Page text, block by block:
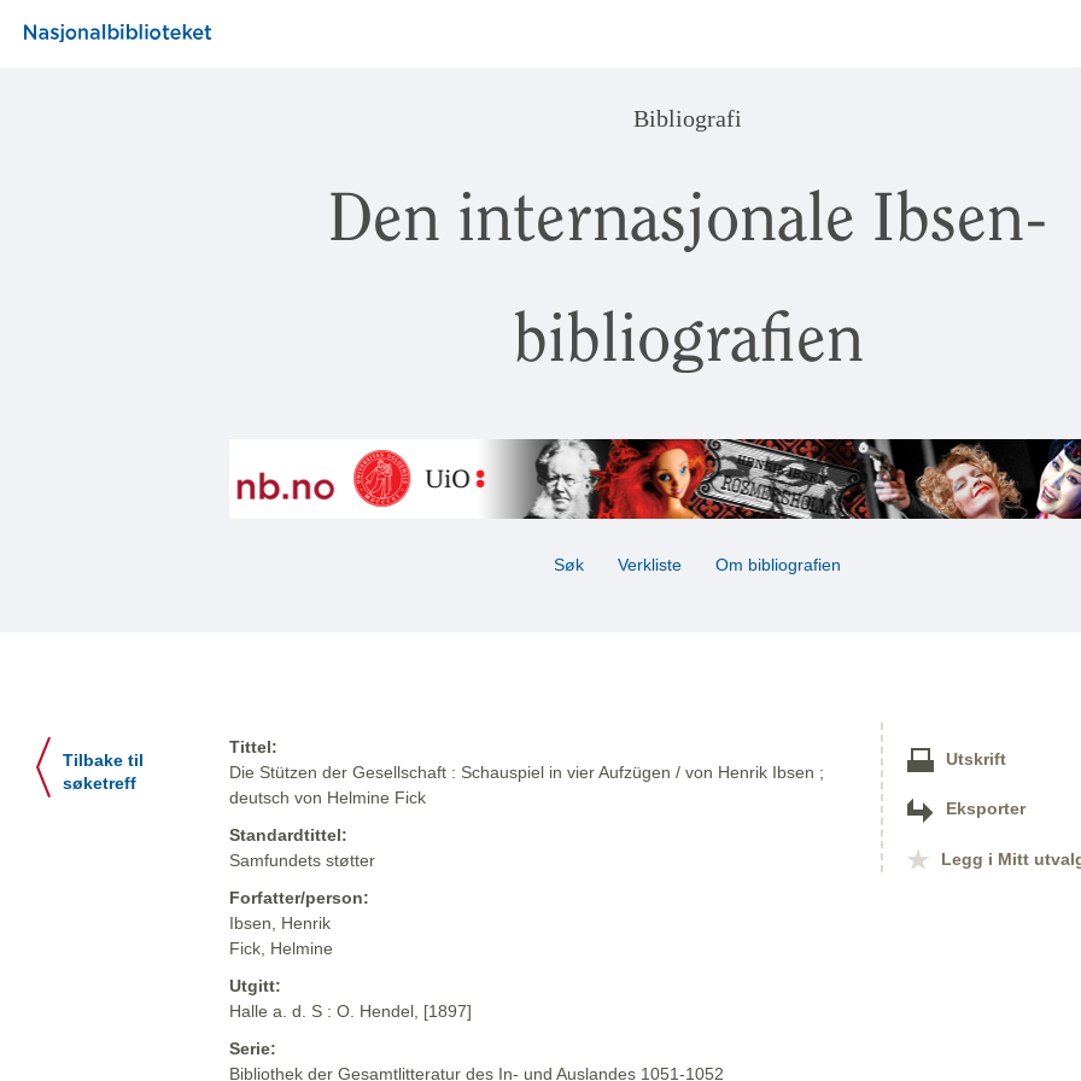
Bibliografi
Den internasjonale Ibsen-
bibliografien
Søk Verkliste Om bibliografien
Tilbake til
søketreff
Tittel:
Die Stützen der Gesellschaft : Schauspiel in vier Aufzügen / von Henrik Ibsen ;
deutsch von Helmine Fick
Standardtittel:
Samfundets støtter
Forfatter/person:
Ibsen, Henrik
Fick, Helmine
Utgitt:
Halle a. d. S : O. Hendel, [1897]
Serie:
Bibliothek der Gesamtlitteratur des In- und Auslandes 1051-1052
Utskrift
Eksporter
Legg i Mitt